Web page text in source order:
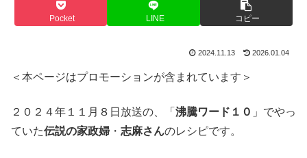
Pocket LINE コピー
2024.11.13 2026.01.04
＜本ページはプロモーションが含まれています＞
２０２４年１１月８日放送の、「 沸騰ワード１０ 」でやっ
ていた伝説の家政婦 ・ 志麻さんのレシピです。